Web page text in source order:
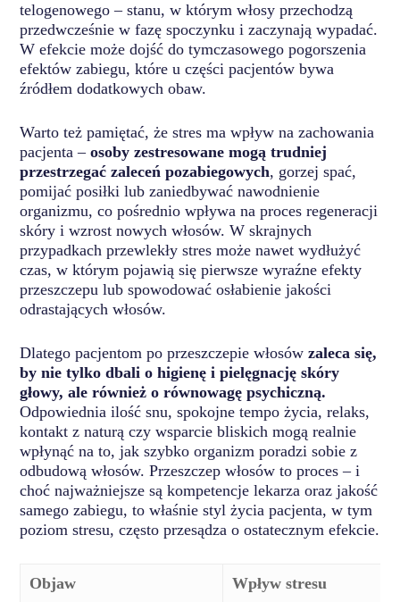
telogenowego – stanu, w którym włosy przechodzą
przedwcześnie w fazę spoczynku i zaczynają wypadać.
W efekcie może dojść do tymczasowego pogorszenia
efektów zabiegu, które u części pacjentów bywa
źródłem dodatkowych obaw.
Warto też pamiętać, że stres ma wpływ na zachowania
pacjenta –osoby zestresowane mogą trudniej
przestrzegać zaleceń pozabiegowych, gorzej spać,
pomijać posiłki lub zaniedbywać nawodnienie
organizmu, co pośrednio wpływa na proces regeneracji
skóry i wzrost nowych włosów. W skrajnych
przypadkach przewlekły stres może nawet wydłużyć
czas, w którym pojawią się pierwsze wyraźne efekty
przeszczepu lub spowodować osłabienie jakości
odrastających włosów.
Dlatego pacjentom po przeszczepie włosówzaleca się,
by nie tylko dbali o higienę i pielęgnację skóry
głowy, ale również o równowagę psychiczną.
Odpowiednia ilość snu, spokojne tempo życia, relaks,
kontakt z naturą czy wsparcie bliskich mogą realnie
wpłynąć na to, jak szybko organizm poradzi sobie z
odbudową włosów. Przeszczep włosów to proces – i
choć najważniejsze są kompetencje lekarza oraz jakość
samego zabiegu, to właśnie styl życia pacjenta, w tym
poziom stresu, często przesądza o ostatecznym efekcie.
Objaw Wpływ stresu